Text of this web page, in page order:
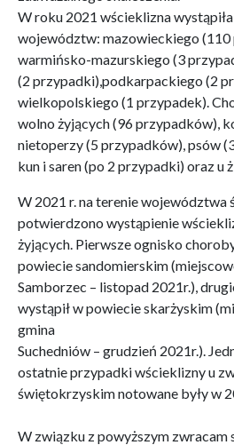
W roku 2021 wścieklizna
województw: mazowieckiego
warmińsko-mazurskiego (3
(2 przypadki),podkarpackiego (2
wielkopolskiego (1 przypadek).
wolno żyjących (96 przypadków),
nietoperzy (5 przypadków), psów
kun i saren (po 2 przypadki) oraz u
W 2021 r. na terenie
potwierdzono wystąpienie
żyjących. Pierwsze ognisko
powiecie sandomierskim
Samborzec – listopad 2021r.),
wystąpił w powiecie skarżyskim
gmina
Suchedniów – grudzień 2021r.).
ostatnie przypadki wścieklizny u
świętokrzyskim notowane były w
W związku z powyższym zwracam